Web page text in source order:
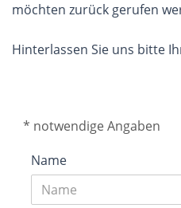
möchten zurück gerufen
Hinterlassen Sie uns bitte
CALLBACK
SERVICE
* notwendige Angaben
Name